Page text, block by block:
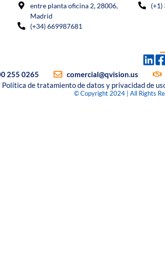
entre planta oficina 2, 28006,
Madrid
(+34) 669987681
(+1)
255 0265 comercial@qvision.us
Política de tratamiento de datos y privacidad de
© Copyright 2024 | All Rights